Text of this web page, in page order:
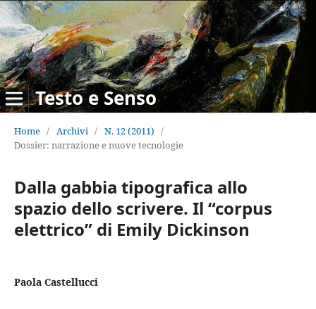
Testo e Senso
Home / Archivi / N. 12 (2011) /
Dossier: narrazione e nuove tecnologie
Dalla gabbia tipografica allo
spazio dello scrivere. Il “corpus
elettrico” di Emily Dickinson
Paola Castellucci